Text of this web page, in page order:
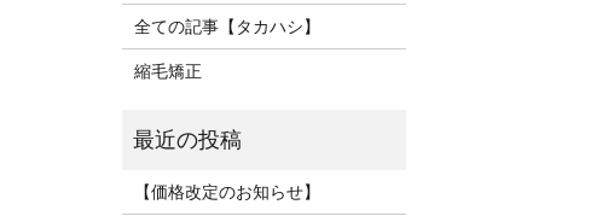
全ての記事【タカハシ】
縮毛矯正
【価格改定のお知らせ】